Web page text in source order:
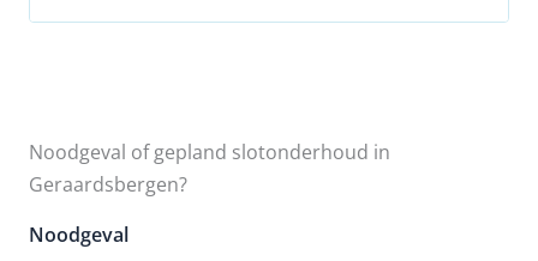
Noodgeval of gepland slotonderhoud in
Geraardsbergen?
Noodgeval